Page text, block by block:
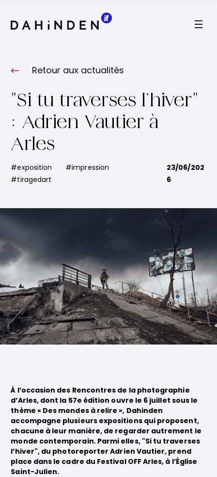
Logo Dahinden
Retour aux actualités
"Si tu traverses l’hiver"
: Adrien Vautier à
Arles
#exposition
#impression
#tiragedart
23/06/202
6
À l’occasion des Rencontres de la photographie
d’Arles, dont la 57e édition ouvre le 6 juillet sous le
thème « Des mondes à relire », Dahinden
accompagne plusieurs expositions qui proposent,
chacune à leur manière, de regarder autrement le
monde contemporain. Parmi elles, "Si tu traverses
l’hiver", du photoreporter Adrien Vautier, prend
place dans le cadre du Festival OFF Arles, à l’Église
Saint-Julien.